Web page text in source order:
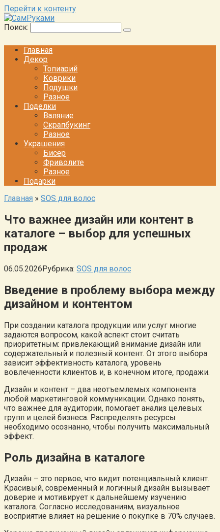
Перейти к контенту
Поиск:
Главная
Декор
Топиарий
Коврики
Подушки
Разное
Поделки
Валяние
Скрапбукинг
Разное
Украшения
Бисер
Фриволите
Разное
Подарки
Главная » SOS для волос
Что важнее дизайн или контент в
каталоге – выбор для успешных
продаж
06.05.2026Рубрика: SOS для волос
Введение в проблему выбора между
дизайном и контентом
При создании каталога продукции или услуг многие
задаются вопросом, какой аспект стоит считать
приоритетным: привлекающий внимание дизайн или
содержательный и полезный контент. От этого выбора
зависит эффективность каталога, уровень
вовлеченности клиентов и, в конечном итоге, продажи.
Дизайн и контент – два неотъемлемых компонента
любой маркетинговой коммуникации. Однако понять,
что важнее для аудитории, помогает анализ целевых
групп и целей бизнеса. Распределять ресурсы
необходимо осознанно, чтобы получить максимальный
эффект.
Роль дизайна в каталоге
Дизайн – это первое, что видит потенциальный клиент.
Красивый, современный и логичный дизайн вызывает
доверие и мотивирует к дальнейшему изучению
каталога. Согласно исследованиям, визуальное
восприятие влияет на решение о покупке в 70% случаев.